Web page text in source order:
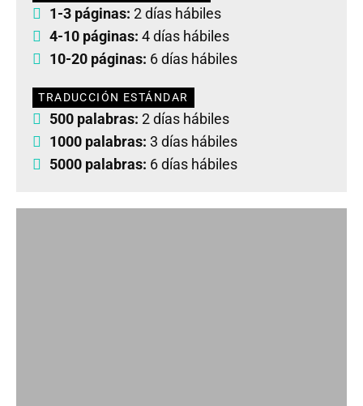
1-3 páginas: 2 días hábiles
4-10 páginas: 4 días hábiles
10-20 páginas: 6 días hábiles
TRADUCCIÓN ESTÁNDAR
500 palabras: 2 días hábiles
1000 palabras: 3 días hábiles
5000 palabras: 6 días hábiles